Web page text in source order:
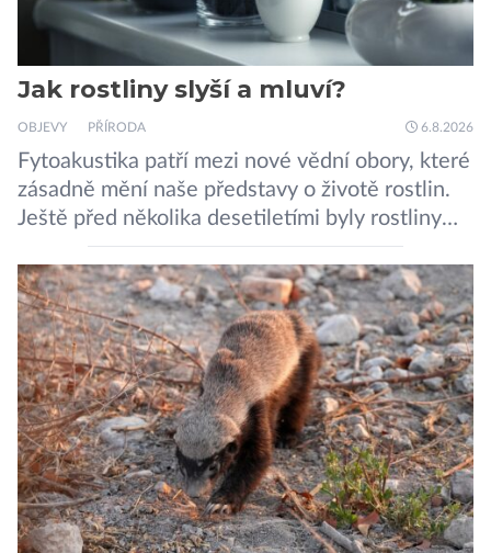
Jak rostliny slyší a mluví?
OBJEVY PŘÍRODA 6.8.2026
Fytoakustika patří mezi nové vědní obory, které
zásadně mění naše představy o životě rostlin.
Ještě před několika desetiletími byly rostliny
považovány za tiché a pasivní organismy, které
pouze reagují na změny prostředí. Moderní
výzkum však ukazuje, že skutečnost je mnohem
zajímavější. Rostliny totiž dokážou své okolí
vnímat prostřednictvím mechanických podnětů
a samy také vydávají zvuky […]